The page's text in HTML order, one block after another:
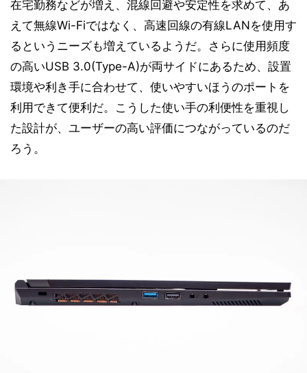
在宅勤務などが増え、混線回避や安定性を求めて、あ
えて無線Wi-Fiではなく、高速回線の有線LANを使用す
るというニーズも増えているようだ。さらに使用頻度
の高いUSB 3.0(Type-A)が両サイドにあるため、設置
環境や利き手に合わせて、使いやすいほうのポートを
利用できて便利だ。こうした使い手の利便性を重視し
た設計が、ユーザーの高い評価につながっているのだ
ろう。